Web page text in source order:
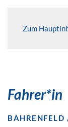
Zum
Fahrer*in